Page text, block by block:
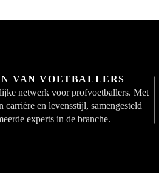
VAN VOETBALLERS
netwerk voor profvoetballers. Met
carrière en levensstijl, samengesteld
experts in de branche.